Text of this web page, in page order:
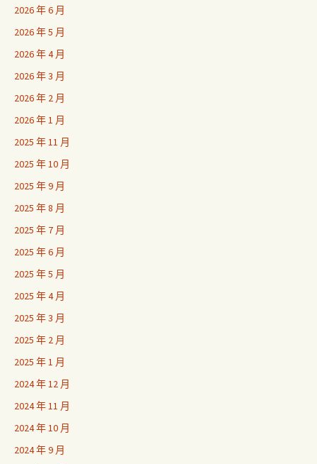
2026 年 6 月
2026 年 5 月
2026 年 4 月
2026 年 3 月
2026 年 2 月
2026 年 1 月
2025 年 11 月
2025 年 10 月
2025 年 9 月
2025 年 8 月
2025 年 7 月
2025 年 6 月
2025 年 5 月
2025 年 4 月
2025 年 3 月
2025 年 2 月
2025 年 1 月
2024 年 12 月
2024 年 11 月
2024 年 10 月
2024 年 9 月